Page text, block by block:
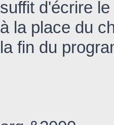
suffit d'écrire
à la place du
la fin du